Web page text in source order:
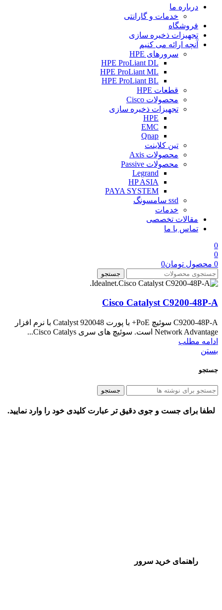
درباره ما
خدمات و گارانتی
فروشگاه
تجهیزات ذخیره سازی
آنچه ارائه می کنیم
سرورهای HPE
HPE ProLiant DL
HPE ProLiant ML
HPE ProLiant BL
قطعات HPE
محصولات Cisco
تجهیزات ذخیره سازی
HPE
EMC
Qnap
تین کلاینت
محصولات Axis
محصولات Passive
Legrand
HP ASIA
PAYA SYSTEM
ssd سامسونگ
خدمات
مقالات تخصصی
تماس با ما
0
0
0 محصول تومان0
جستجو
Cisco Catalyst C9200-48P-A
C9200-48P-A سوئیچ PoE+ با پورت Catalyst 920048 با نرم افزار
Network Advantage است. سوئیچ های سری Cisco Catalys...
ادامه مطلب
بستن
جستجو
جستجو
لطفا برای جست و جوی دقیق تر عبارت کلیدی خود را وارد نمایید.
راهنمای خرید سرور